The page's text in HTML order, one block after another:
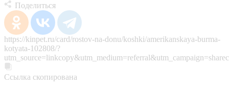
Поделиться
https://kinpet.ru/card/rostov-na-donu/koshki/amerikanskaya-burma-
kotyata-102808/?
Ссылка скопирована